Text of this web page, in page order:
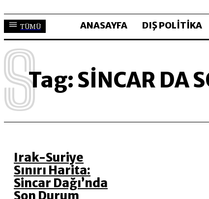
TÜMÜ ANASAYFA DIŞ POLİTİKA
Tag: SINCAR DA
S
Irak-Suriye
Sınırı Harita:
Sincar Dağı’nda
Son Durum